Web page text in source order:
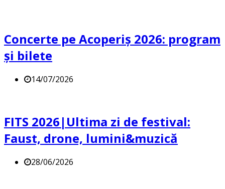
Concerte pe Acoperiș 2026: program
și bilete
14/07/2026
FITS 2026|Ultima zi de festival:
Faust, drone, lumini&muzică
28/06/2026